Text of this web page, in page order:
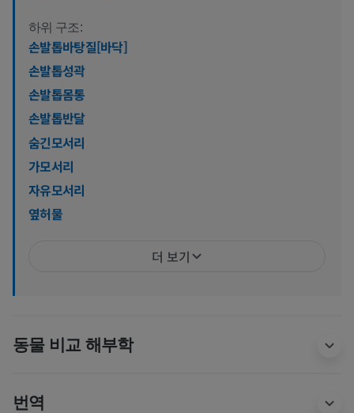
하위 구조:
손발톱바탕질[바닥]
손발톱성곽
손발톱몸통
손발톱반달
숨긴모서리
가모서리
자유모서리
옆허물
더 보기
동물 비교 해부학
번역